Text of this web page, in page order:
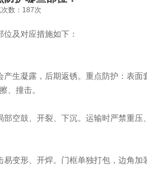
数：187次
及对应措施如下：
生凝露，后期返锈。重点防护：表面
、撞击。
空鼓、开裂、下沉。运输时严禁重压
变形、开焊。门框单独打包，边角加